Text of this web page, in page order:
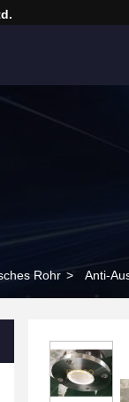
Rohr > Anti-